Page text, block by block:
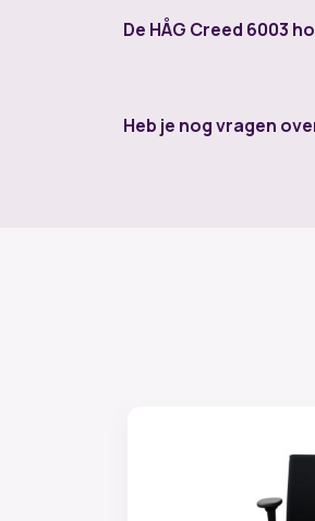
De HÅG Creed 6003
Heb je nog vragen